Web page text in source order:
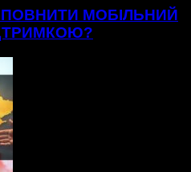
МОБІЛЬНИЙ